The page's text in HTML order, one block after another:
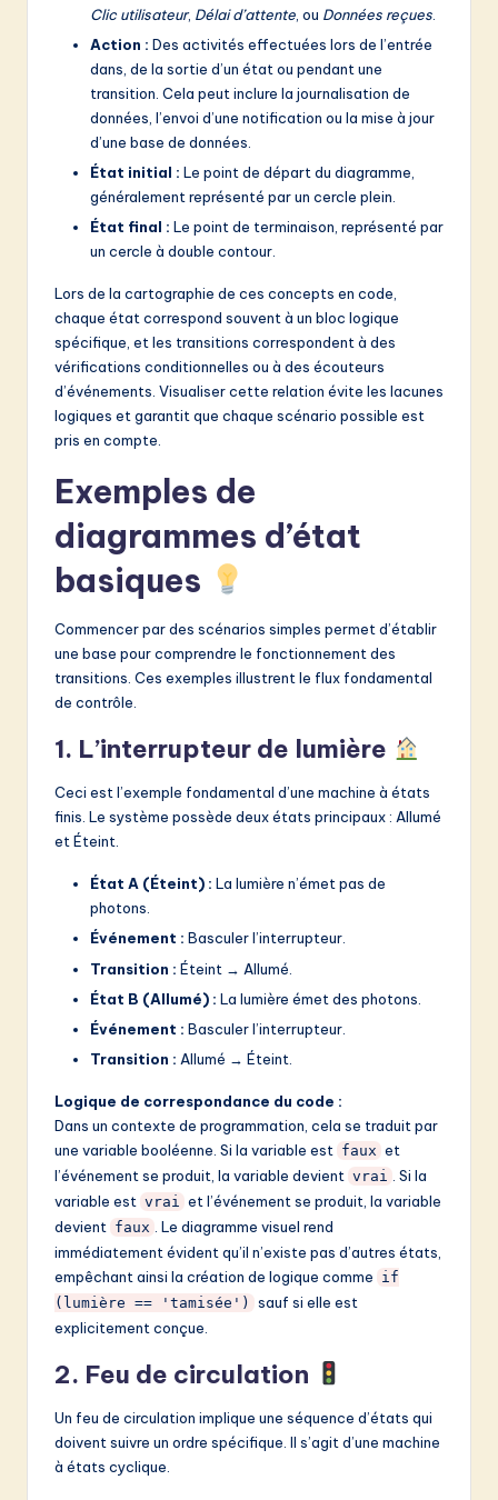
Clic utilisateur, Délai d’attente , ou Données reçues
Action : Des activités effectuées lors de l’entrée
dans, de la sortie d’un état ou pendant une
transition. Cela peut inclure la journalisation de
données, l’envoi d’une notification ou la mise à jour
d’une base de données.
État initial : Le point de départ du diagramme,
généralement représenté par un cercle plein.
État final : Le point de terminaison, représenté par
un cercle à double contour.
Lors de la cartographie de ces concepts en code,
chaque état correspond souvent à un bloc logique
spécifique, et les transitions correspondent à des
vérifications conditionnelles ou à des écouteurs
d’événements. Visualiser cette relation évite les lacunes
logiques et garantit que chaque scénario possible est
pris en compte.
Exemples de
diagrammes d’état
basiques
Commencer par des scénarios simples permet d’établir
une base pour comprendre le fonctionnement des
transitions. Ces exemples illustrent le flux fondamental
de contrôle.
1. L’interrupteur de lumière
Ceci est l’exemple fondamental d’une machine à états
finis. Le système possède deux états principaux : Allumé
et Éteint.
État A (Éteint) : La lumière n’émet pas de
photons.
Événement : Basculer l’interrupteur.
Transition : Éteint → Allumé.
État B (Allumé) : La lumière émet des photons.
Événement : Basculer l’interrupteur.
Transition : Allumé → Éteint.
Logique de correspondance du code :
Dans un contexte de programmation, cela se traduit par
une variable booléenne. Si la variable est faux et
l’événement se produit, la variable devient vrai
. Si la
variable est vrai
et l’événement se produit, la variable
devient faux
. Le diagramme visuel rend
immédiatement évident qu’il n’existe pas d’autres états,
empêchant ainsi la création de logique comme if
(lumière == 'tamisée')
sauf si elle est
explicitement conçue.
2. Feu de circulation
Un feu de circulation implique une séquence d’états qui
doivent suivre un ordre spécifique. Il s’agit d’une machine
à états cyclique.